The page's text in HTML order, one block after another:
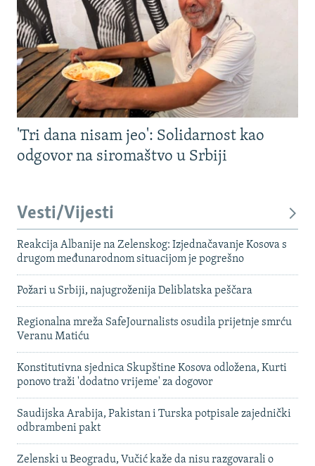
'Tri dana nisam jeo': Solidarnost kao
odgovor na siromaštvo u Srbiji
Vesti/Vijesti
Reakcija Albanije na Zelenskog: Izjednačavanje Kosova s ​​
drugom međunarodnom situacijom je pogrešno
Požari u Srbiji, najugroženija Deliblatska peščara
Regionalna mreža SafeJournalists osudila prijetnje smrću
Veranu Matiću
Konstitutivna sjednica Skupštine Kosova odložena, Kurti
ponovo traži 'dodatno vrijeme' za dogovor
Saudijska Arabija, Pakistan i Turska potpisale zajednički
odbrambeni pakt
Zelenski u Beogradu, Vučić kaže da nisu razgovarali o